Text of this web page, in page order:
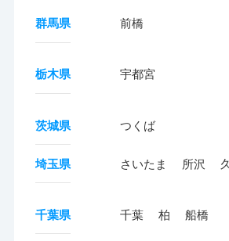
群馬県 前橋
栃木県 宇都宮
茨城県 つくば
埼玉県 さいたま 所沢
千葉県 千葉 柏 船橋